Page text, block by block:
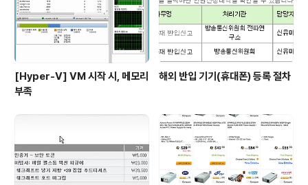
[Hyper-V] VM 시작 시, 메모리
부족
해외 반입 기기(휴대폰) 등록 절차